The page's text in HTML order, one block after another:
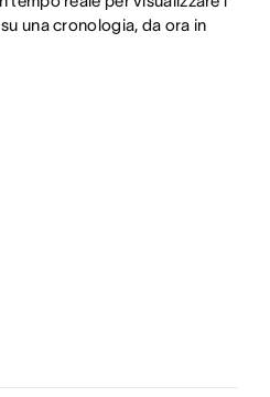
una cronologia, da ora in